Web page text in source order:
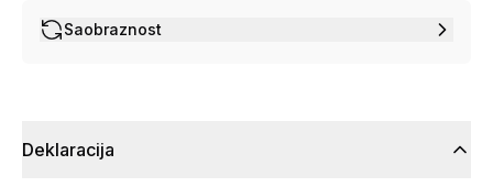
Saobraznost
Deklaracija